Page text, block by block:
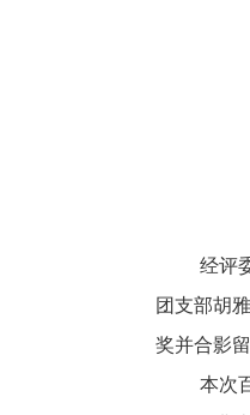
经评
团支部胡
奖并合影
本次